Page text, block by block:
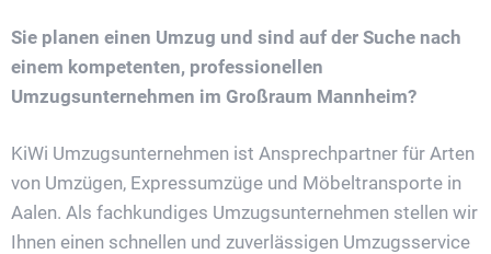
Sie planen einen Umzug und sind auf der Suche nach
einem kompetenten, professionellen
Umzugsunternehmen im Großraum Mannheim?
KiWi Umzugsunternehmen ist Ansprechpartner für Arten
von Umzügen, Expressumzüge und Möbeltransporte in
Aalen. Als fachkundiges Umzugsunternehmen stellen wir
Ihnen einen schnellen und zuverlässigen Umzugsservice